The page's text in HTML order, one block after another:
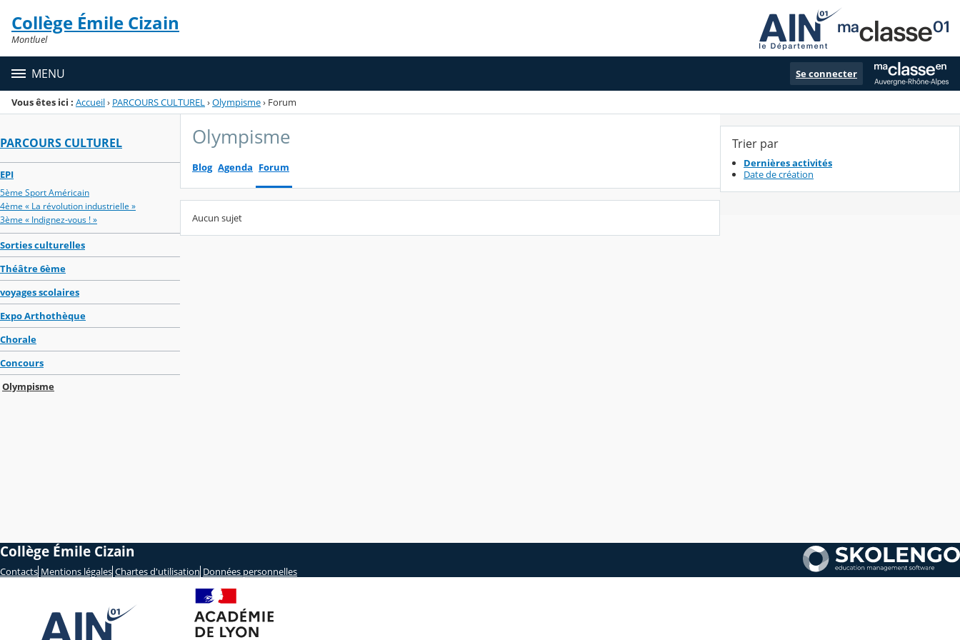
Menu de la rubrique
Contenu
Collège Émile Cizain
Montluel
MENU Se connecter
Vous êtes ici : Accueil› PARCOURS CULTUREL›Olympisme› Forum
PARCOURS CULTUREL
EPI
5ème Sport Américain
4ème « La révolution industrielle »
3ème « Indignez-vous ! »
Sorties culturelles
Théâtre 6ème
voyages scolaires
Expo Arthothèque
Chorale
Concours
Olympisme
Olympisme
Blog Agenda Forum
Aucun sujet
Trier par
Dernières activités
Date de création
Collège Émile Cizain
Contacts Mentions légales Chartes d'utilisation Données personnelles